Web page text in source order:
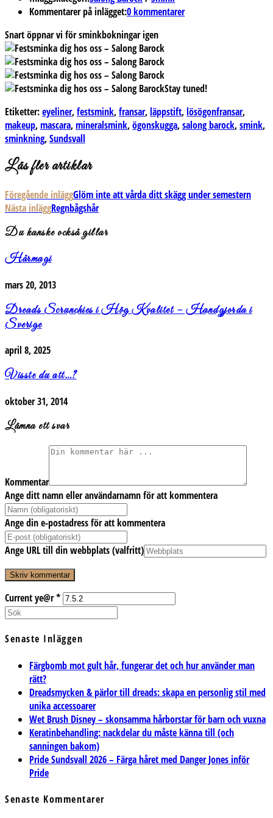
Kommentarer på inlägget:0 kommentarer
Snart öppnar vi för sminkbokningar igen
Stay tuned!
Etiketter:eyeliner,festsmink,fransar,läppstift,lösögonfransar,
makeup,mascara,mineralsmink,ögonskugga,salong barock,smink,
sminkning,Sundsvall
Läs fler artiklar
Föregående inläggGlöm inte att vårda ditt skägg under semestern
Nästa inläggRegnbågshår
Du kanske också gillar
Hårmagi
mars 20, 2013
Dreads Scrunchies i Hög Kvalitet – Handgjorda i
Sverige
april 8, 2025
Visste du att…?
oktober 31, 2014
Lämna ett svar
Kommentar
Ange ditt namn eller användarnamn för att kommentera
Ange din e-postadress för att kommentera
Ange URL till din webbplats (valfritt)
Current ye@r*
Senaste Inläggen
Färgbomb mot gult hår, fungerar det och hur använder man
rätt?
Dreadsmycken & pärlor till dreads: skapa en personlig stil med
unika accessoarer
Wet Brush Disney – skonsamma hårborstar för barn och vuxna
Keratinbehandling: nackdelar du måste känna till (och
sanningen bakom)
Pride Sundsvall 2026 – Färga håret med Danger Jones inför
Pride
Senaste Kommentarer